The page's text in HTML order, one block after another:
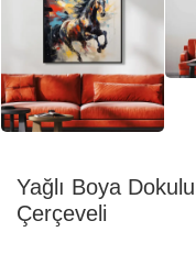
Yağlı Boya
Çerçeveli